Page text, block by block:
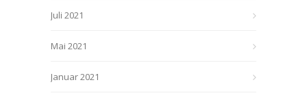
Juli 2021
Mai 2021
Januar 2021